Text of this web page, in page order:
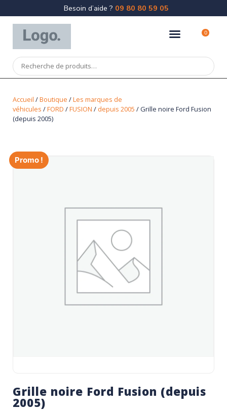
Besoin d’aide ? 09 80 80 59 05
0
Accueil /Boutique /Les marques de
véhicules /FORD /FUSION / depuis 2005 / Grille noire Ford Fusion
(depuis 2005)
Promo !
Grille noire Ford Fusion (depuis
2005)